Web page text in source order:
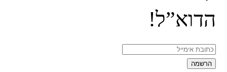
הדוא”ל!